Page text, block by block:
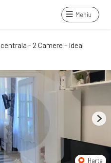
Meniu
- 2 Camere - Ideal
Harta
Next